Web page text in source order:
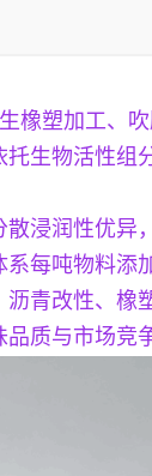
橡塑加工、
托生物活性组
散浸润性优异
系每吨物料添
青改性、橡
质与市场竞